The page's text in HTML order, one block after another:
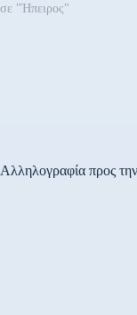
σε "Ήπειρος"
Αλληλογραφία προς